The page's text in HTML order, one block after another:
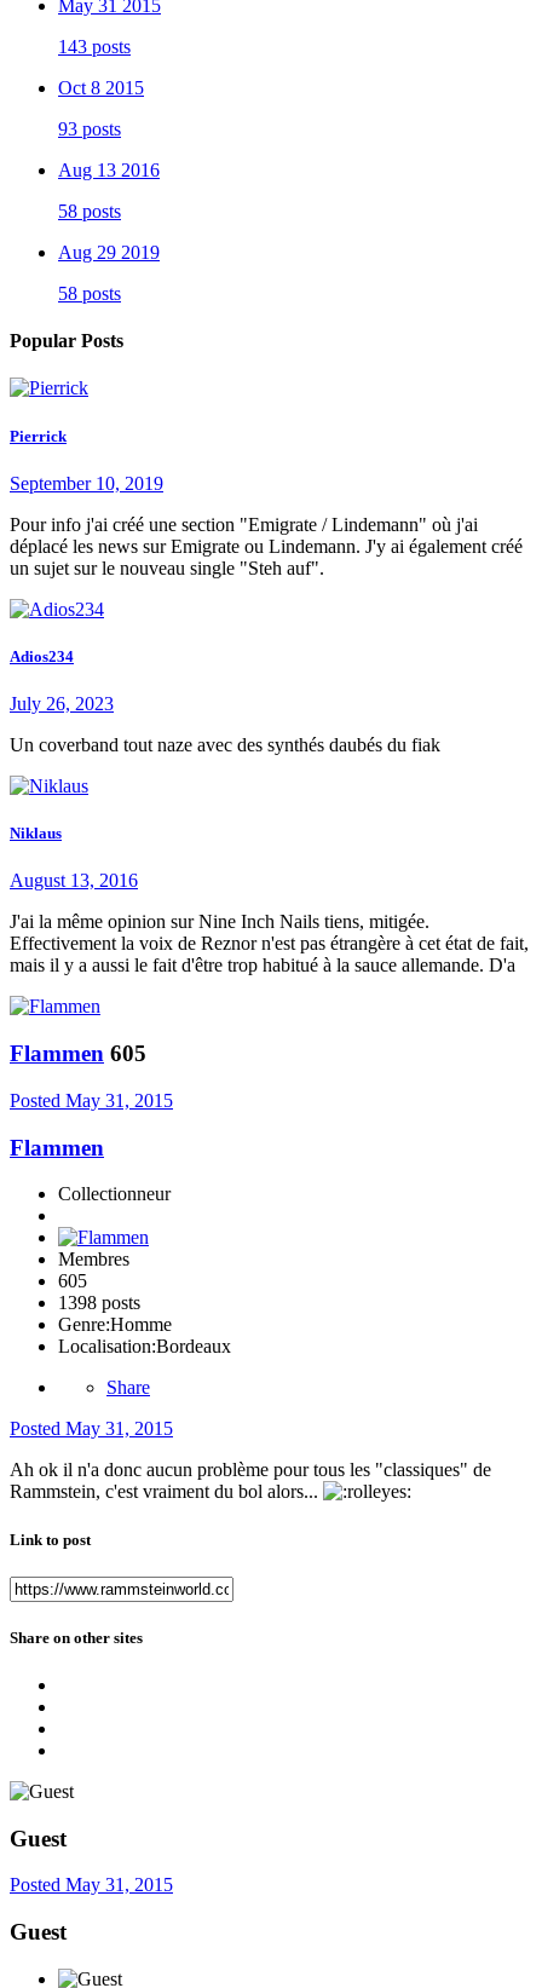
May 31 2015
143 posts
Oct 8 2015
93 posts
Aug 13 2016
58 posts
Aug 29 2019
58 posts
Popular Posts
Pierrick
September 10, 2019
Pour info j'ai créé une section "Emigrate / Lindemann" où j'ai
déplacé les news sur Emigrate ou Lindemann. J'y ai également créé
un sujet sur le nouveau single "Steh auf".
Adios234
July 26, 2023
Un coverband tout naze avec des synthés daubés du fiak
Niklaus
August 13, 2016
J'ai la même opinion sur Nine Inch Nails tiens, mitigée.
Effectivement la voix de Reznor n'est pas étrangère à cet état de fait,
mais il y a aussi le fait d'être trop habitué à la sauce allemande. D'a
Flammen 605
Posted May 31, 2015
Flammen
Collectionneur
Membres
605
1398 posts
Genre:Homme
Localisation:Bordeaux
Share
Posted May 31, 2015
Ah ok il n'a donc aucun problème pour tous les "classiques" de
Rammstein, c'est vraiment du bol alors...
Link to post
Share on other sites
Guest
Posted May 31, 2015
Guest